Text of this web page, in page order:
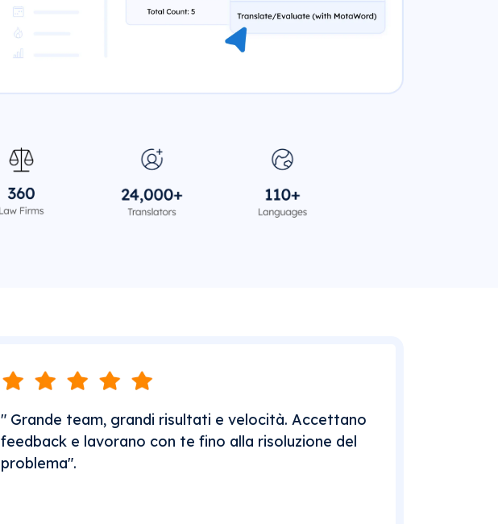
" Grande team, grandi risultati e velocità. Accettano
feedback e lavorano con te fino alla risoluzione del
problema".